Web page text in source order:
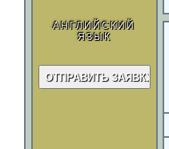
АНГЛИЙСКИЙ
ЯЗЫК